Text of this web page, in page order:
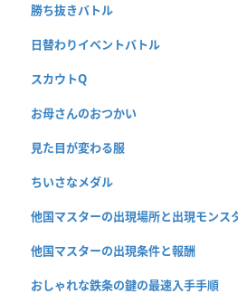
勝ち抜きバトル
日替わりイベントバトル
スカウトQ
お母さんのおつかい
見た目が変わる服
ちいさなメダル
他国マスターの出現場所と出現モンス
他国マスターの出現条件と報酬
おしゃれな鉄条の鍵の最速入手手順